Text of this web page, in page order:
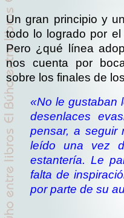
Un gran principio y
todo lo logrado por
Pero ¿qué línea
nos cuenta por
sobre los finales de
«No le gustaban
desenlaces
pensar, a seguir
leído una vez
estantería. Le
falta de
por parte de su